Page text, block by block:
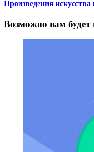
Произведения
Возможно вам будет